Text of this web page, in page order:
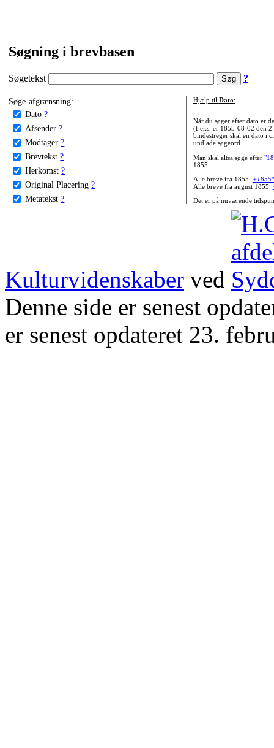
Søgning i brevbasen
Søgetekst ?
Søge-afgrænsning:
Dato ?
Afsender ?
Modtager ?
Brevtekst ?
Herkomst ?
Original Placering ?
Metatekst ?
Hjælp til Dato:
Når du søger efter dato er
(f.eks. er 1855-08-02 den
bindestreger skal en dato i
undlade søgeord.
Man skal altså søge efter
1855.
Alle breve fra 1855:
Alle breve fra august 1855:
Det er på nuværende
Kulturvidenskaber ved
Denne side er senest
er senest opdateret 23.